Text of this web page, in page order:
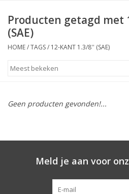
Next Gereedschapswagens
Starten & laden
Producten getagd met
(SAE)
HOME/TAGS/ 12-KANT 1.3/8'' (SAE)
Geen producten gevonden!...
Meld je aan voor